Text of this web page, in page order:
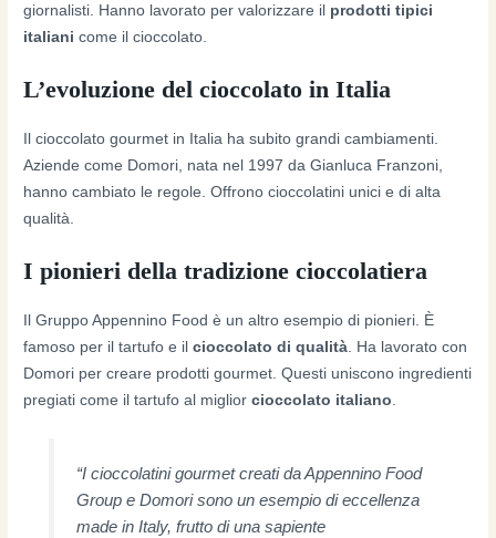
giornalisti. Hanno lavorato per valorizzare il prodotti tipici
italiani come il cioccolato.
L’evoluzione del cioccolato in Italia
Il cioccolato gourmet in Italia ha subito grandi cambiamenti.
Aziende come Domori, nata nel 1997 da Gianluca Franzoni,
hanno cambiato le regole. Offrono cioccolatini unici e di alta
qualità.
I pionieri della tradizione cioccolatiera
Il Gruppo Appennino Food è un altro esempio di pionieri. È
famoso per il tartufo e ilcioccolato di qualità . Ha lavorato con
Domori per creare prodotti gourmet. Questi uniscono ingredienti
pregiati come il tartufo al migliorcioccolato italiano
“I cioccolatini gourmet creati da Appennino Food
Group e Domori sono un esempio di eccellenza
made in Italy, frutto di una sapiente